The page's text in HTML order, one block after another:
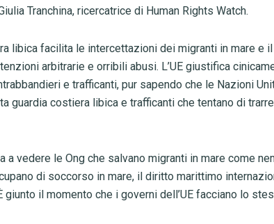
Tranchina, ricercatrice di Human Rights Watch.
libica facilita le intercettazioni dei migranti in mare e
arbitrarie e orribili abusi. L’UE giustifica
e trafficanti, pur sapendo che le Nazioni
guardia costiera libica e trafficanti che tentano di
vedere le Ong che salvano migranti in mare come
di soccorso in mare, il diritto marittimo
il momento che i governi dell’UE facciano lo